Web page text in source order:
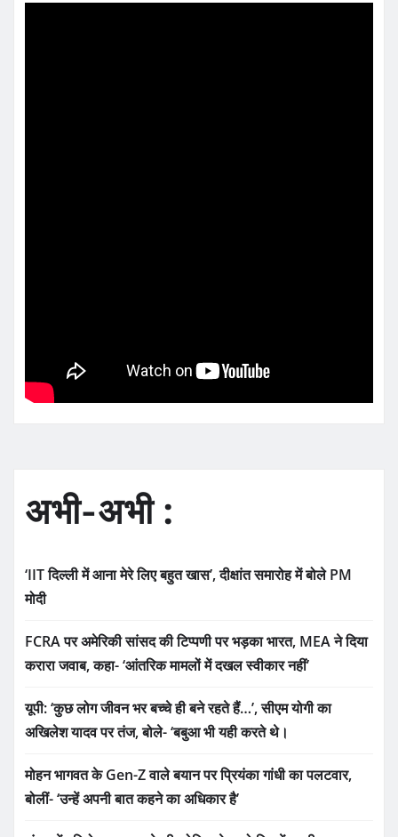
अभी-अभी :
‘IIT दिल्ली में आना मेरे लिए बहुत खास’, दीक्षांत समारोह में बोले PM
मोदी
FCRA पर अमेरिकी सांसद की टिप्पणी पर भड़का भारत, MEA ने दिया
करारा जवाब, कहा- ‘आंतरिक मामलों में दखल स्वीकार नहीं’
यूपी: ‘कुछ लोग जीवन भर बच्चे ही बने रहते हैं…’, सीएम योगी का
अखिलेश यादव पर तंज, बोले- ‘बबुआ भी यही करते थे।
मोहन भागवत के Gen-Z वाले बयान पर प्रियंका गांधी का पलटवार,
बोलीं- ‘उन्हें अपनी बात कहने का अधिकार है’